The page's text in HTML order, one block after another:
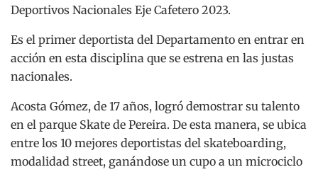
Deportivos Nacionales Eje Cafetero 2023.
Es el primer deportista del Departamento en entrar en
acción en esta disciplina que se estrena en las justas
nacionales.
Acosta Gómez, de 17 años, logró demostrar su talento
en el parque Skate de Pereira. De esta manera, se ubica
entre los 10 mejores deportistas del skateboarding,
modalidad street, ganándose un cupo a un microciclo